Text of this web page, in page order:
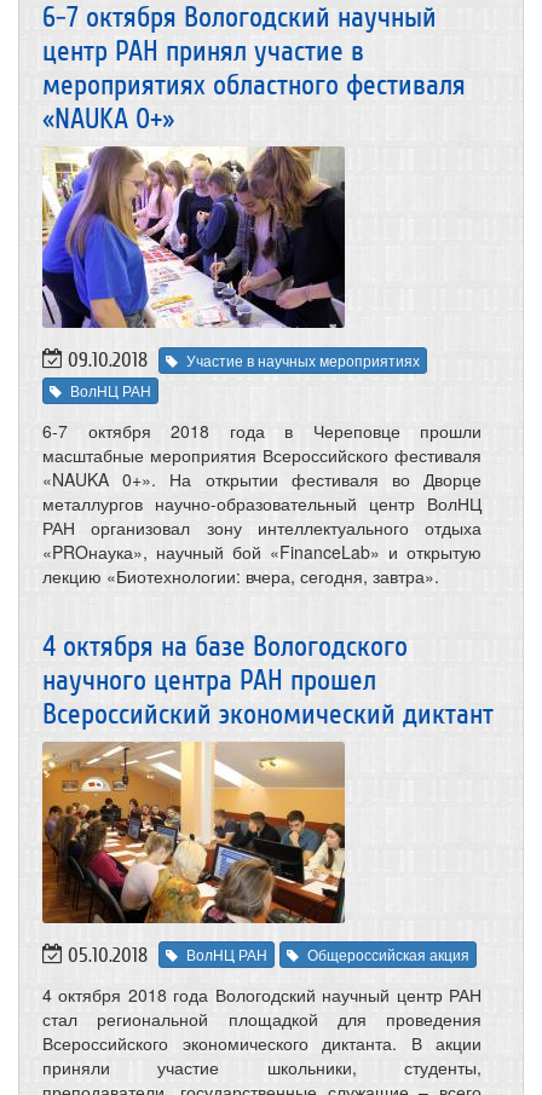
6-7 октября Вологодский научный
центр РАН принял участие в
мероприятиях областного фестиваля
«NAUKA 0+»
09.10.2018
Участие в научных мероприятиях
ВолНЦ РАН
6-7 октября 2018 года в Череповце прошли
масштабные мероприятия Всероссийского фестиваля
«NAUKA 0+». На открытии фестиваля во Дворце
металлургов научно-образовательный центр ВолНЦ
РАН организовал зону интеллектуального отдыха
«PROнаука», научный бой «FinanceLab» и открытую
лекцию «Биотехнологии: вчера, сегодня, завтра».
4 октября на базе Вологодского
научного центра РАН прошел
Всероссийский экономический диктант
05.10.2018 ВолНЦ РАН Общероссийская акция
4 октября 2018 года Вологодский научный центр РАН
стал региональной площадкой для проведения
Всероссийского экономического диктанта. В акции
приняли участие школьники, студенты,